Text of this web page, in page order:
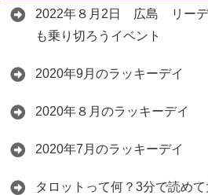
2022年８月2日 広島 リー
も乗り切ろうイベント
2020年9月のラッキーデイ
2020年８月のラッキーデイ
2020年7月のラッキーデイ
タロットって何？3分で読め